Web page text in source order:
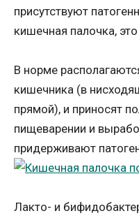
присутствуют
кишечная палочка, это
В норме
кишечника (в
прямой), и приносят
пищеварении и
придерживают
Лакто- и